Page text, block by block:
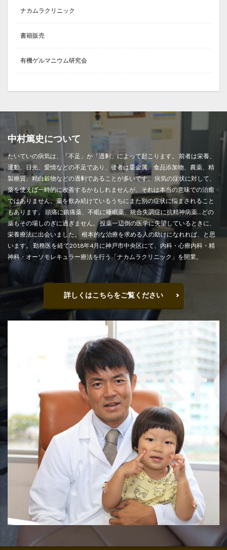
ナカムラクリニック
書籍販売
有機ゲルマニウム研究会
中村篤史について
たいていの病気は、「不足」か「過剰」によって起こります。 前者は栄養、
運動、日光、愛情などの不足であり、後者は重金属、食品添加物、農薬、精
製糖質、精白穀物などの過剰であることが多いです。 病気の症状に対して、
薬を使えば一時的に改善するかもしれませんが、それは本当の意味での治癒
ではありません。薬を飲み続けているうちにまた別の症状に悩まされること
もあります。 頭痛に鎮痛薬、不眠に睡眠薬、統合失調症に抗精神病薬…どの
薬もその場しのぎに過ぎません。 投薬一辺倒の医学に失望しているときに、
栄養療法に出会いました。 根本的な治療を求める人の助けになれれば、と思
います。 勤務医を経て2018年4月に神戸市中央区にて、内科・心療内科・精
神科・オーソモレキュラー療法を行う「ナカムラクリニック」を開業。
詳しくはこちらをご覧ください